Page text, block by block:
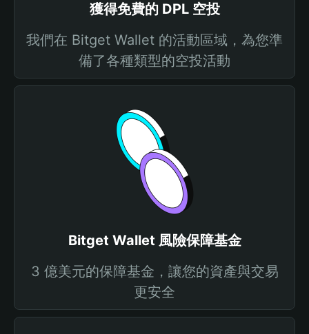
獲得免費的 DPL 空投
我們在 Bitget Wallet 的活動區域，為您準
備了各種類型的空投活動
Bitget Wallet 風險保障基金
3 億美元的保障基金，讓您的資產與交易
更安全